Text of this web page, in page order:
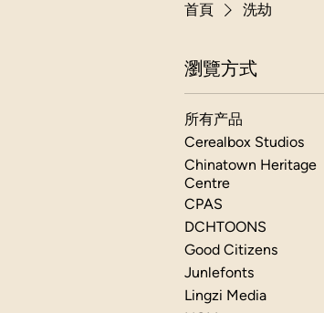
首頁 洗劫
瀏覽方式
所有产品
Cerealbox Studios
Chinatown Heritage
Centre
CPAS
DCHTOONS
Good Citizens
Junlefonts
Lingzi Media